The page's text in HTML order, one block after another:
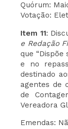
Quórum:
Votação:
Item 11:
e Redação
que
e no
destinado
agentes de
de
Vereadora
Emendas: